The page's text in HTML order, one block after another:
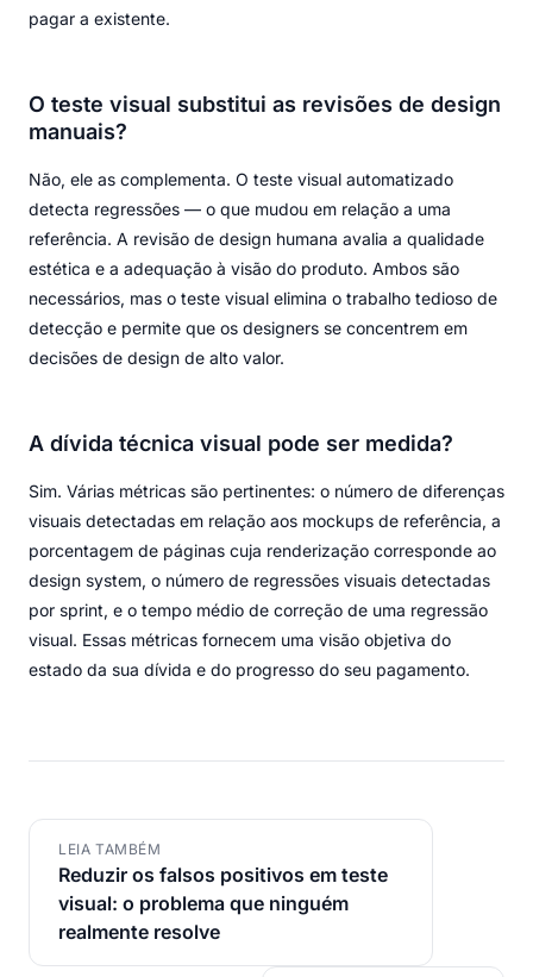
pagar a existente.
O teste visual substitui as revisões de design
manuais?
Não, ele as complementa. O teste visual automatizado
detecta regressões — o que mudou em relação a uma
referência. A revisão de design humana avalia a qualidade
estética e a adequação à visão do produto. Ambos são
necessários, mas o teste visual elimina o trabalho tedioso de
detecção e permite que os designers se concentrem em
decisões de design de alto valor.
A dívida técnica visual pode ser medida?
Sim. Várias métricas são pertinentes: o número de diferenças
visuais detectadas em relação aos mockups de referência, a
porcentagem de páginas cuja renderização corresponde ao
design system, o número de regressões visuais detectadas
por sprint, e o tempo médio de correção de uma regressão
visual. Essas métricas fornecem uma visão objetiva do
estado da sua dívida e do progresso do seu pagamento.
LEIA TAMBÉM
Reduzir os falsos positivos em teste
visual: o problema que ninguém
realmente resolve